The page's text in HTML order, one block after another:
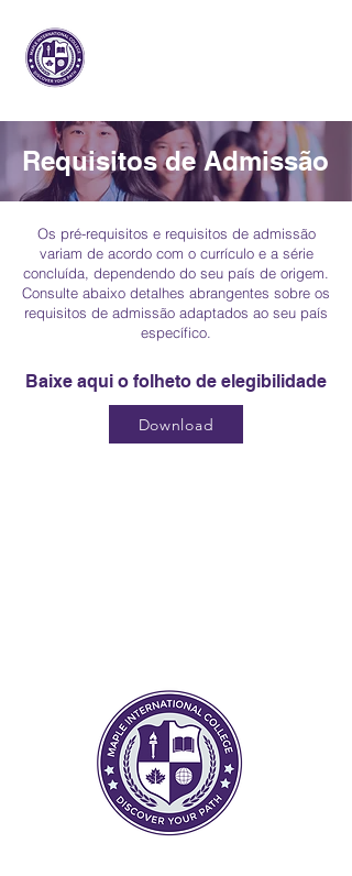
Requisitos de Admissão
Os pré-requisitos e requisitos de admissão
variam de acordo com o currículo e a série
concluída, dependendo do seu país de origem.
Consulte abaixo detalhes abrangentes sobre os
requisitos de admissão adaptados ao seu país
específico.
Baixe aqui o folheto de elegibilidade
Download